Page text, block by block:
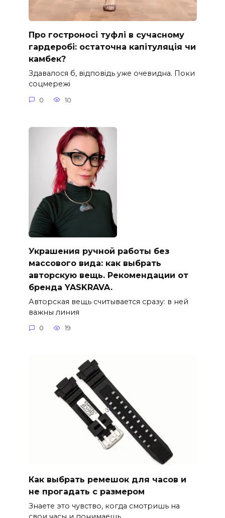
Про гостроносі туфлі в сучасному
гардеробі: остаточна капітуляція чи
камбек?
Здавалося б, відповідь уже очевидна. Поки
соцмережі
0 10
Украшения ручной работы без
массового вида: как выбрать
авторскую вещь. Рекомендации от
бренда YASKRAVA.
Авторская вещь считывается сразу: в ней
важны линия
0 19
Как выбрать ремешок для часов и
не прогадать с размером
Знаете это чувство, когда смотришь на